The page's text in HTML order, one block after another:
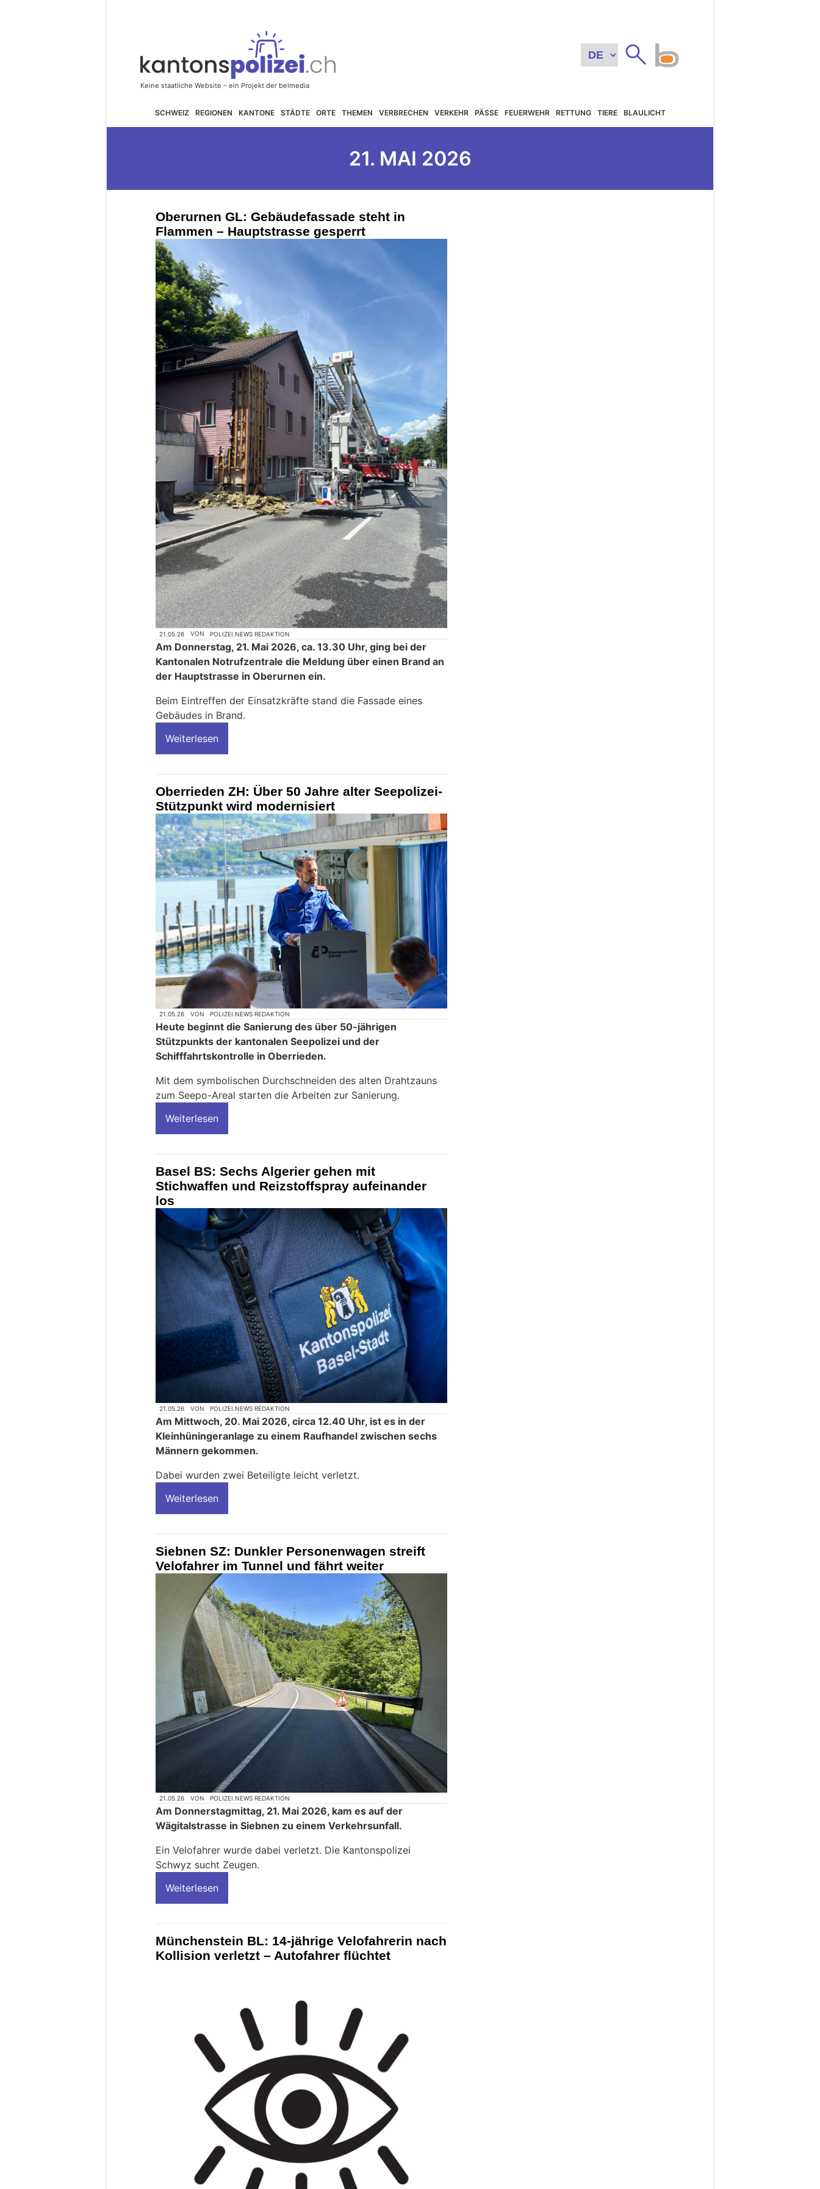
SCHWEIZ REGIONEN KANTONE STÄDTE ORTE THEMEN VERBRECHEN VERKEHR PÄSSE FEUERWEHR RETTUNG TIERE BLAULICHT
21. MAI 2026
Oberurnen GL: Gebäudefassade steht in
Flammen – Hauptstrasse gesperrt
21.05.26 VON POLIZEI.NEWS REDAKTION
Am Donnerstag, 21. Mai 2026, ca. 13.30 Uhr, ging bei der
Kantonalen Notrufzentrale die Meldung über einen Brand an
der Hauptstrasse in Oberurnen ein.
Beim Eintreffen der Einsatzkräfte stand die Fassade eines
Gebäudes in Brand.
Weiterlesen
Oberrieden ZH: Über 50 Jahre alter Seepolizei-
Stützpunkt wird modernisiert
21.05.26 VON POLIZEI.NEWS REDAKTION
Heute beginnt die Sanierung des über 50-jährigen
Stützpunkts der kantonalen Seepolizei und der
Schifffahrtskontrolle in Oberrieden.
Mit dem symbolischen Durchschneiden des alten Drahtzauns
zum Seepo-Areal starten die Arbeiten zur Sanierung.
Weiterlesen
Basel BS: Sechs Algerier gehen mit
Stichwaffen und Reizstoffspray aufeinander
los
21.05.26 VON POLIZEI.NEWS REDAKTION
Am Mittwoch, 20. Mai 2026, circa 12.40 Uhr, ist es in der
Kleinhüningeranlage zu einem Raufhandel zwischen sechs
Männern gekommen.
Dabei wurden zwei Beteiligte leicht verletzt.
Weiterlesen
Siebnen SZ: Dunkler Personenwagen streift
Velofahrer im Tunnel und fährt weiter
21.05.26 VON POLIZEI.NEWS REDAKTION
Am Donnerstagmittag, 21. Mai 2026, kam es auf der
Wägitalstrasse in Siebnen zu einem Verkehrsunfall.
Ein Velofahrer wurde dabei verletzt. Die Kantonspolizei
Schwyz sucht Zeugen.
Weiterlesen
Münchenstein BL: 14-jährige Velofahrerin nach
Kollision verletzt – Autofahrer flüchtet